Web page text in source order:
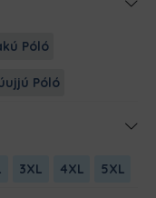
Póló
Póló
3XL 4XL 5XL